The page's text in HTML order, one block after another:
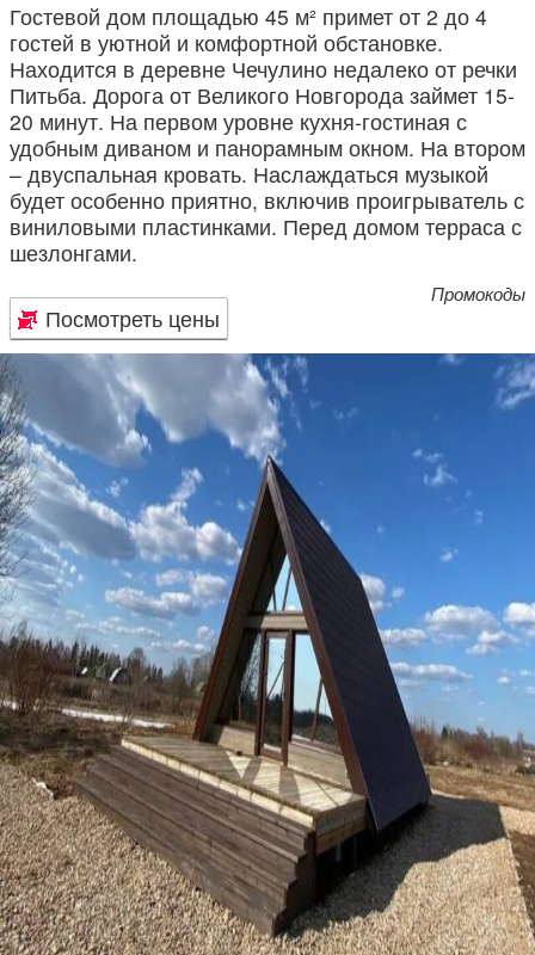
Гостевой дом площадью 45 м² примет от 2 до 4
гостей в уютной и комфортной обстановке.
Находится в деревне Чечулино недалеко от речки
Питьба. Дорога от Великого Новгорода займет 15-
20 минут. На первом уровне кухня-гостиная с
удобным диваном и панорамным окном. На втором
– двуспальная кровать. Наслаждаться музыкой
будет особенно приятно, включив проигрыватель с
виниловыми пластинками. Перед домом терраса с
шезлонгами.
Посмотреть цены
Промокоды